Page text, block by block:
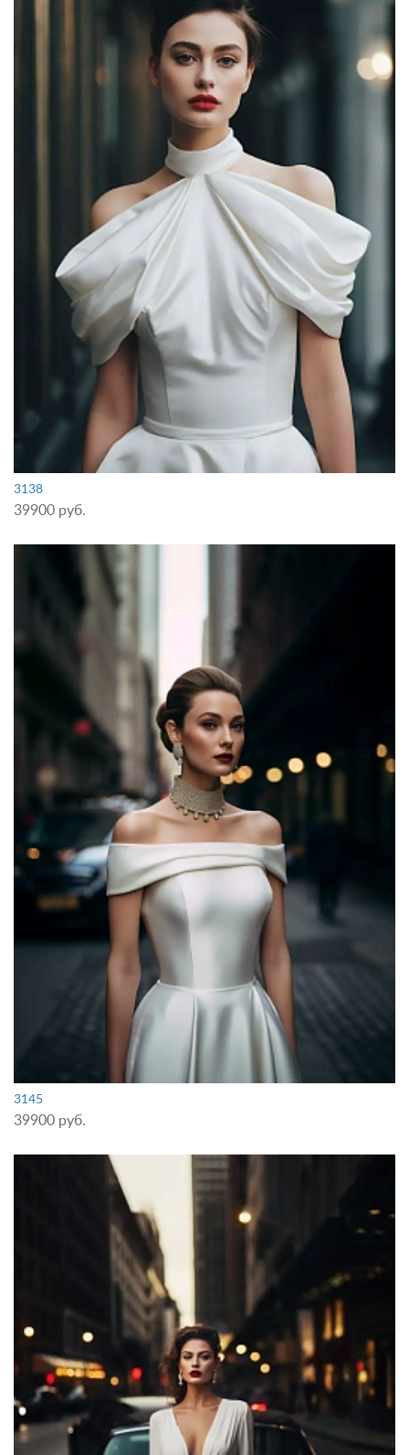
3138
39900 руб.
3145
39900 руб.